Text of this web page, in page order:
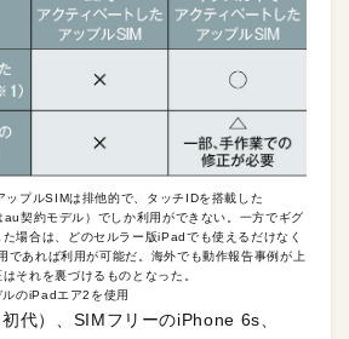
ップルSIMは排他的で、タッチIDを搭載した
契約モデル）でしか利用ができない。一方でギグ
場合は、どのセルラー版iPadでも使えるだけなく
であれば利用が可能だ。海外でも動作報告事例が上
それを裏づけるものとなった。
のiPadエア2を使用
代）、SIMフリーのiPhone 6s、